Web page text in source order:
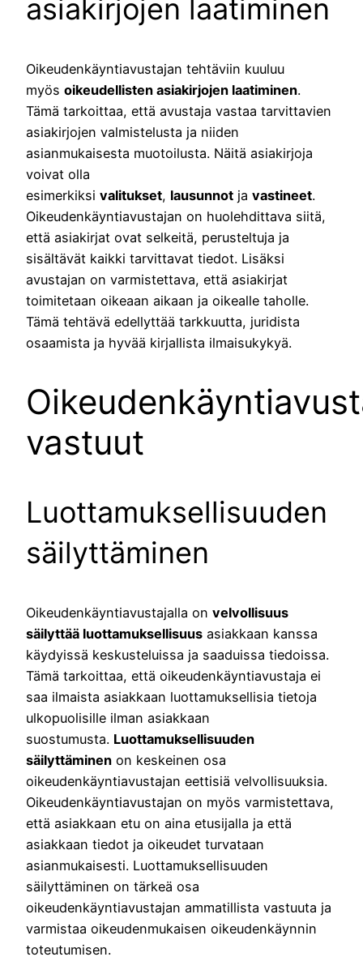
asiakirjojen laatiminen
Oikeudenkäyntiavustajan tehtäviin kuuluu
myös oikeudellisten asiakirjojen laatiminen.
Tämä tarkoittaa, että avustaja vastaa tarvittavien
asiakirjojen valmistelusta ja niiden
asianmukaisesta muotoilusta. Näitä asiakirjoja
voivat olla
esimerkiksi valitukset, lausunnot ja vastineet.
Oikeudenkäyntiavustajan on huolehdittava siitä,
että asiakirjat ovat selkeitä, perusteltuja ja
sisältävät kaikki tarvittavat tiedot. Lisäksi
avustajan on varmistettava, että asiakirjat
toimitetaan oikeaan aikaan ja oikealle taholle.
Tämä tehtävä edellyttää tarkkuutta, juridista
osaamista ja hyvää kirjallista ilmaisukykyä.
vastuut
Luottamuksellisuuden
säilyttäminen
Oikeudenkäyntiavustajalla on velvollisuus
säilyttää luottamuksellisuus asiakkaan kanssa
käydyissä keskusteluissa ja saaduissa tiedoissa.
Tämä tarkoittaa, että oikeudenkäyntiavustaja ei
saa ilmaista asiakkaan luottamuksellisia tietoja
ulkopuolisille ilman asiakkaan
suostumusta. Luottamuksellisuuden
säilyttäminen on keskeinen osa
oikeudenkäyntiavustajan eettisiä velvollisuuksia.
Oikeudenkäyntiavustajan on myös varmistettava,
että asiakkaan etu on aina etusijalla ja että
asiakkaan tiedot ja oikeudet turvataan
asianmukaisesti. Luottamuksellisuuden
säilyttäminen on tärkeä osa
oikeudenkäyntiavustajan ammatillista vastuuta ja
varmistaa oikeudenmukaisen oikeudenkäynnin
toteutumisen.